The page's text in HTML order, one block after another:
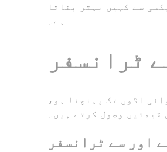
سے کہیں بہتر بناتا
ہے۔
ٹرانسفر
اڈوں تک پہنچنا ہو،
قیمتیں وصول کرتے ہیں۔
اور سے ٹرانسفر